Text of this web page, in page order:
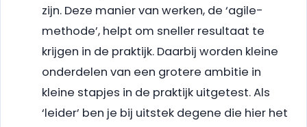
zijn. Deze manier van werken, de ‘agile-
methode’, helpt om sneller resultaat te
krijgen in de praktijk. Daarbij worden kleine
onderdelen van een grotere ambitie in
kleine stapjes in de praktijk uitgetest. Als
‘leider’ ben je bij uitstek degene die hier het